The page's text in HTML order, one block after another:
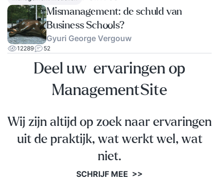
Mismanagement: de schuld van
Business Schools?
Gyuri George Vergouw
12289 52
Deel uw ervaringen op
ManagementSite
Wij zijn altijd op zoek naar ervaringen
uit de praktijk, wat werkt wel, wat
niet.
SCHRIJF MEE >>